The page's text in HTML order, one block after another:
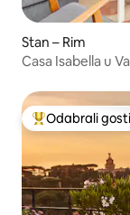
Stan – Rim
Casa Isabella u
Među najviše
Odabrali gosti